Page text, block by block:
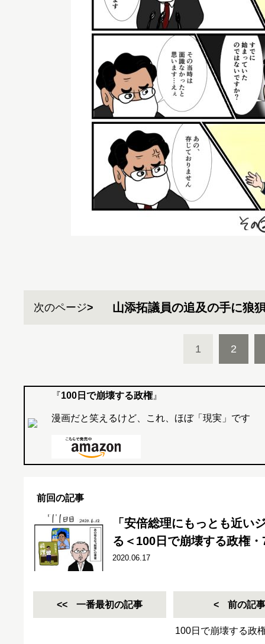
次のページ 山添拓議員の追及の手に狼
1 2
『100日で崩壊する政権』
漫画だと笑えるけど、これ、ほぼ「現実」です
前回の記事
「安倍総理にもっとも近い
る＜100日で崩壊する政権
2020.06.17
一番最初の記事 前の記事
100日で崩壊する政